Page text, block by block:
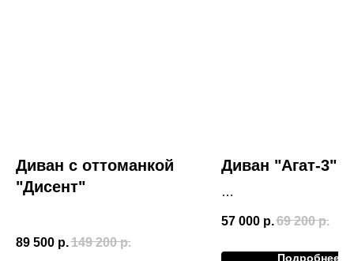
Диван с оттоманкой
"Дисент"
89 500 р.149 200 р.
Диван "Агат-3"
2370*950*1100
57 000 р.69 200 р.
Подробнее